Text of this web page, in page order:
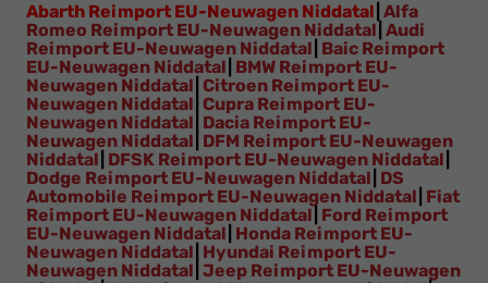
Abarth Reimport EU-Neuwagen Niddatal Alfa
Romeo Reimport EU-Neuwagen Niddatal Audi
Reimport EU-Neuwagen Niddatal Baic Reimport
EU-Neuwagen Niddatal BMW Reimport EU-
Neuwagen Niddatal Citroen Reimport EU-
Neuwagen Niddatal Cupra Reimport EU-
Neuwagen Niddatal Dacia Reimport EU-
Neuwagen Niddatal DFM Reimport EU-Neuwagen
Niddatal DFSK Reimport EU-Neuwagen Niddatal
Dodge Reimport EU-Neuwagen Niddatal DS
Automobile Reimport EU-Neuwagen Niddatal Fiat
Reimport EU-Neuwagen Niddatal Ford Reimport
EU-Neuwagen Niddatal Honda Reimport EU-
Neuwagen Niddatal Hyundai Reimport EU-
Neuwagen Niddatal Jeep Reimport EU-Neuwagen